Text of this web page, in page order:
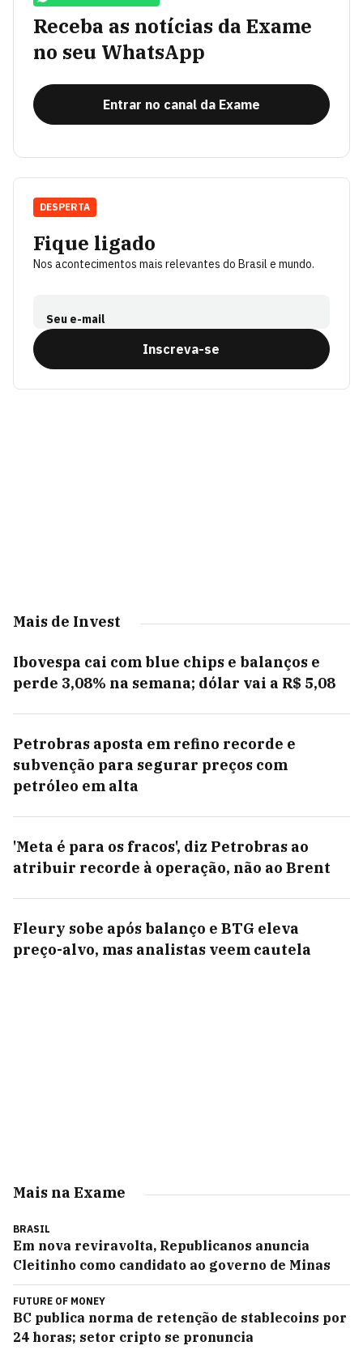
Receba as notícias da Exame
no seu WhatsApp
Entrar no canal da Exame
Fique ligado
Nos acontecimentos mais relevantes do Brasil e mundo.
Seu e-mail
Inscreva-se
DESPERTA
Mais de Invest
Ibovespa cai com blue chips e balanços e
perde 3,08% na semana; dólar vai a R$ 5,08
Petrobras aposta em refino recorde e
subvenção para segurar preços com
petróleo em alta
'Meta é para os fracos', diz Petrobras ao
atribuir recorde à operação, não ao Brent
Fleury sobe após balanço e BTG eleva
preço-alvo, mas analistas veem cautela
Mais na Exame
BRASIL
Em nova reviravolta, Republicanos anuncia
Cleitinho como candidato ao governo de Minas
FUTURE OF MONEY
BC publica norma de retenção de stablecoins por
24 horas; setor cripto se pronuncia